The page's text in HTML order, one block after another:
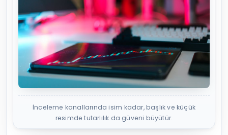
İnceleme kanallarında isim kadar, başlık ve küçük
resimde tutarlılık da güveni büyütür.